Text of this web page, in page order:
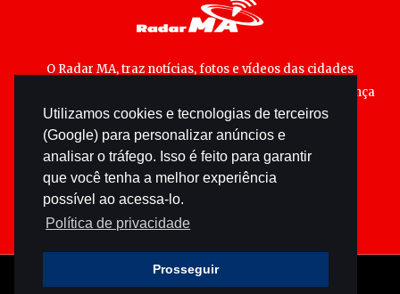
Utilizamos cookies e tecnologias de terceiros
(Google) para personalizar anúncios e
analisar o tráfego. Isso é feito para garantir
que você tenha a melhor experiência
possível ao acessa-lo.
Política de privacidade
Prosseguir
O Radar MA, traz notícias, fotos e vídeos das cidades
maranhenses; matérias especiais sobre política, segurança
pública e cultura popular.